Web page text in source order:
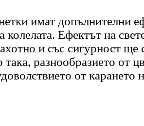
имат допълнителни
колелата. Ефектът на
и със сигурност ще
разнообразието от
от карането